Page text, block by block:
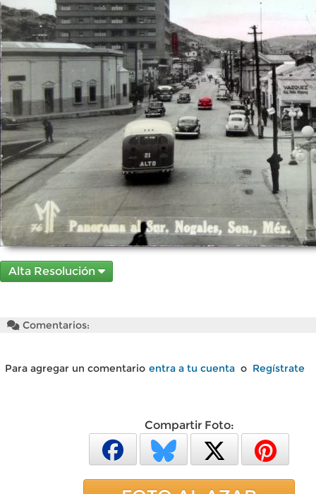
Alta Resolución
Comentarios:
Para agregar un comentario entra a tu cuenta o Regístrate
Compartir Foto: